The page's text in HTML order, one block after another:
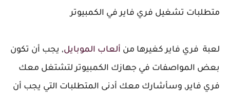
متطلبات تشغيل فري فاير في الكمبيوتر
لعبة فري فاير كغيرها من ألعاب الموبايل, يجب أن تكون
بعض المواصفات في جهازك الكمبيوتر لتشتغل معك
فري فاير, وسأشارك معك أدنى المتطلبات التي يجب أن